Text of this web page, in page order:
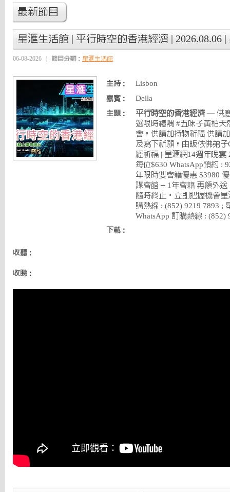
最新節目
星滙生活館 | 平行時空的香港經濟 | 2026.08.06 |
06-08-2026 節目分類： 星滙生活館
主持： Lisbon
嘉賓： Della
主題： 平行時空的香港經濟 — 供
選限時禮隅 #五味子黃柏
會，供請加持物祈福 供請
及寫下祈願，由皈依佛弟
經祈福 | 星滙網14週年晚宴
每位$630 WhatsApp預約 :
年限時雙會籍優惠 $3980
謀會館 – 1年會籍 再額外
隨時終止・立即把握機會
購熱線 : (852) 9219 7893 ;
WhatsApp 訂購熱線 : (852)
下載：
收聽：
收睇：